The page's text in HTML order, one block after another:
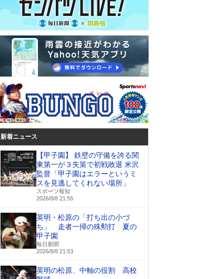
新着ニュース
【甲子園】 鉄壁の守備を誇る関
東第一が３失策で初戦敗退 米沢
監督「甲子園はエラーというミ
スを見逃してくれない場所」
スポーツ報知
2026/8/8 21:55
英明・松原の「打ち出の小づ
ち」 走者一掃の殊勲打 夏の
甲子園
毎日新聞
2026/8/8 21:53
英明の松原、中軸の役割 高校